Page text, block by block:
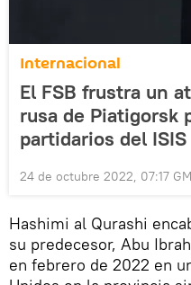
Internacional
El FSB frustra un
rusa de Piatigorsk
partidarios del ISIS
24 de octubre 2022, 07:17
Hashimi al Qurashi
su predecesor, Abu
en febrero de 2022 en